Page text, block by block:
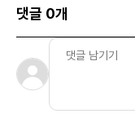
댓글 0개